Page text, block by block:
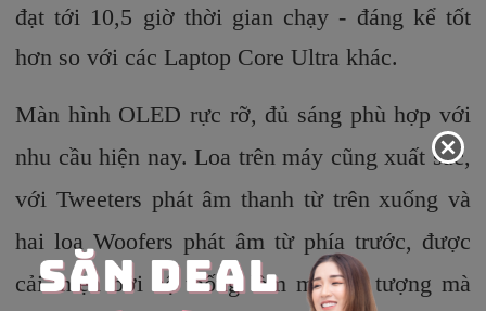
đạt tới 10,5 giờ thời gian chạy - đáng kể tốt
hơn so với các Laptop Core Ultra khác.
Màn hình OLED rực rỡ, đủ sáng phù hợp với
nhu cầu hiện nay. Loa trên máy cũng xuất sắc,
với Tweeters phát âm thanh từ trên xuống và
hai loa Woofers phát âm từ phía trước, được
cải thiện bởi hệ thống làm mát ấn tượng mà